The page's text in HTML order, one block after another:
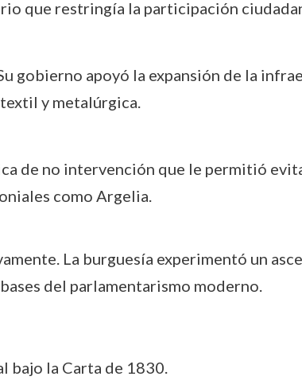
que restringía la participación
gobierno apoyó la expansión de la
y metalúrgica.
de no intervención que le permitió
como Argelia.
La burguesía experimentó un
del parlamentarismo moderno.
bajo la Carta de 1830.